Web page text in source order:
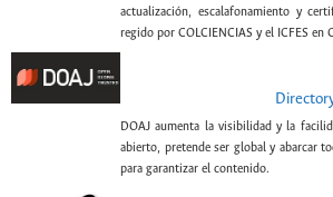
actualización, escalafonamiento y
regido por COLCIENCIAS y el ICFES en
DOAJ aumenta la visibilidad y la
abierto, pretende ser global y abarcar
para garantizar el contenido.